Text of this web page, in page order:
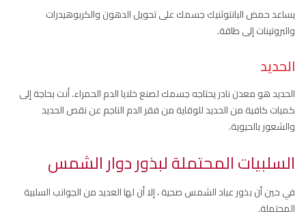
يساعد حمض البانتوثنيك جسمك على تحويل الدهون والكربوهيدرات
والبروتينات إلى طاقة.
الحديد
الحديد هو معدن نادر يحتاجه جسمك لصنع خلايا الدم الحمراء. أنت بحاجة إلى
كميات كافية من الحديد للوقاية من فقر الدم الناجم عن نقص الحديد
والشعور بالحيوية.
السلبيات المحتملة لبذور دوار الشمس
في حين أن بذور عباد الشمس صحية ، إلا أن لها العديد من الجوانب السلبية
المحتملة.